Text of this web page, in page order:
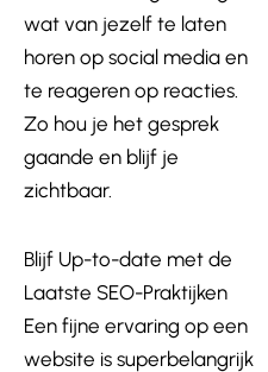
wat van jezelf te laten
horen op social media en
te reageren op reacties.
Zo hou je het gesprek
gaande en blijf je
zichtbaar.
Blijf Up-to-date met de
Laatste SEO-Praktijken
Een fijne ervaring op een
website is superbelangrijk